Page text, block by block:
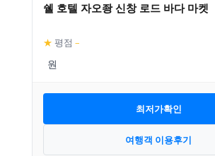
쉘 호텔 자오좡 신창 로드 바다 마켓
★ 평점 –
최저가확인
여행객 이용후기